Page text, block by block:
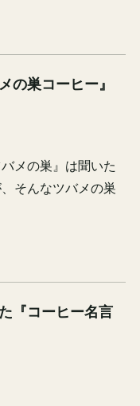
の巣コーヒー』
メの巣』は聞いた
そんなツバメの巣
『コーヒー名言